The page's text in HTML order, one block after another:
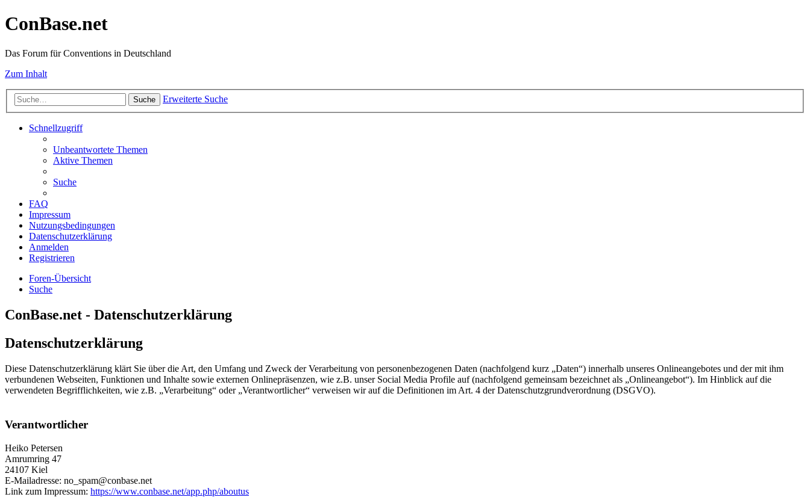
ConBase.net
Das Forum für Conventions in Deutschland
Zum Inhalt
Suche Erweiterte Suche
Schnellzugriff
Unbeantwortete Themen
Aktive Themen
Suche
FAQ
Impressum
Nutzungsbedingungen
Datenschutzerklärung
Anmelden
Registrieren
Foren-Übersicht
Suche
ConBase.net - Datenschutzerklärung
Datenschutzerklärung
Diese Datenschutzerklärung klärt Sie über die Art, den Umfang und Zweck der Verarbeitung von personenbezogenen Daten (nachfolgend kurz „Daten“) innerhalb unseres Onlineangebotes und der mit ihm
verbundenen Webseiten, Funktionen und Inhalte sowie externen Onlinepräsenzen, wie z.B. unser Social Media Profile auf (nachfolgend gemeinsam bezeichnet als „Onlineangebot“). Im Hinblick auf die
verwendeten Begrifflichkeiten, wie z.B. „Verarbeitung“ oder „Verantwortlicher“ verweisen wir auf die Definitionen im Art. 4 der Datenschutzgrundverordnung (DSGVO).
Verantwortlicher
Heiko Petersen
Amrumring 47
24107 Kiel
E-Mailadresse: no_spam@conbase.net
Link zum Impressum: https://www.conbase.net/app.php/aboutus